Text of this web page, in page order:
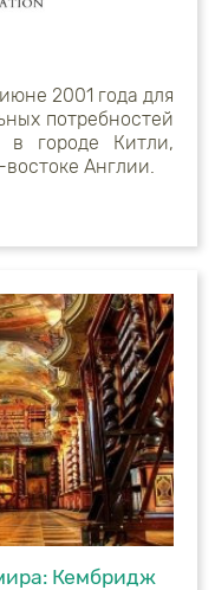
2001 года для
потребностей
в городе Китли,
Англии.
Кембридж